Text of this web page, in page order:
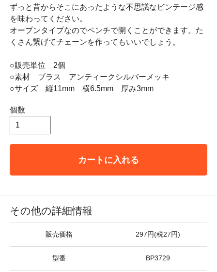
ずっと昔からそこにあったような不思議なビンテージ感
を味わってください。
オープンタイプなのでペンチで開くことができます。た
くさん繋げてチェーンを作ってもいいでしょう。
○販売単位 2個
○素材 ブラス アンティークシルバーメッキ
○サイズ 縦11mm 横6.5mm 厚み3mm
個数
カートに入れる
その他の詳細情報
販売価格 297円(税27円)
型番 BP3729